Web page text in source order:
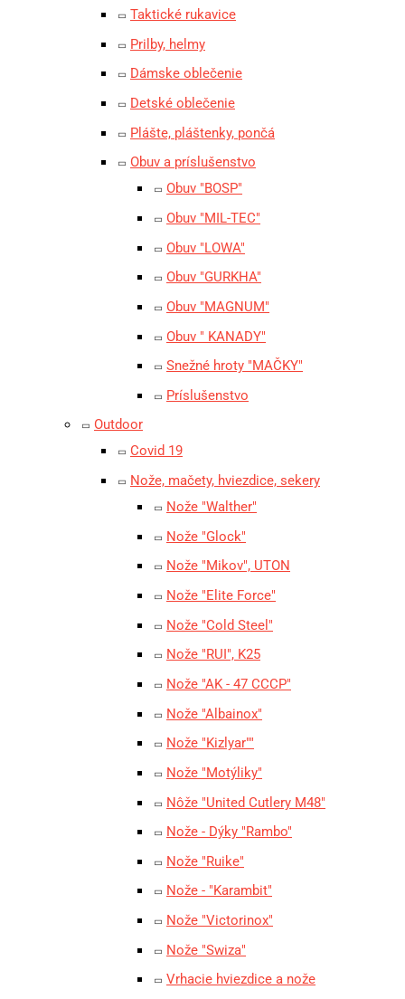
Taktické rukavice
Prilby, helmy
Dámske oblečenie
Detské oblečenie
Plášte, pláštenky, pončá
Obuv a príslušenstvo
Obuv "BOSP"
Obuv "MIL-TEC"
Obuv "LOWA"
Obuv "GURKHA"
Obuv "MAGNUM"
Obuv " KANADY"
Snežné hroty "MAČKY"
Príslušenstvo
Outdoor
Covid 19
Nože, mačety, hviezdice, sekery
Nože "Walther"
Nože "Glock"
Nože "Mikov", UTON
Nože "Elite Force"
Nože "Cold Steel"
Nože "RUI", K25
Nože "AK - 47 CCCP"
Nože "Albainox"
Nože "Kizlyar""
Nože "Motýliky"
Nôže "United Cutlery M48"
Nože - Dýky "Rambo"
Nože "Ruike"
Nože - "Karambit"
Nože "Victorinox"
Nože "Swiza"
Vrhacie hviezdice a nože